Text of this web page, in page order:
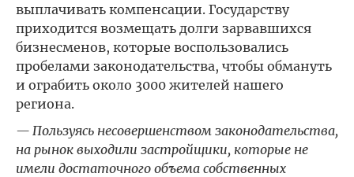
выплачивать компенсации. Государству
приходится возмещать долги зарвавшихся
бизнесменов, которые воспользовались
пробелами законодательства, чтобы обмануть
и ограбить около 3000 жителей нашего
региона.
— Пользуясь несовершенством законодательства,
на рынок выходили застройщики, которые не
имели достаточного объема собственных